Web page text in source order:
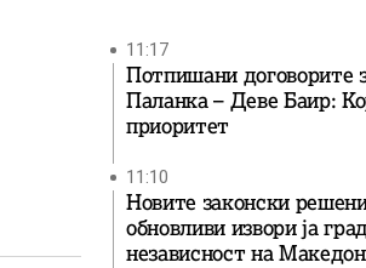
11:17
Потпишани договорите
Паланка – Деве Баир:
приоритет
11:10
Новите законски
обновливи извори ја
независност на